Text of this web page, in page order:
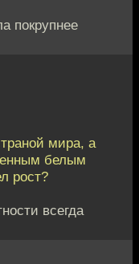
покрупнее
мира, а
белым
рост?
всегда